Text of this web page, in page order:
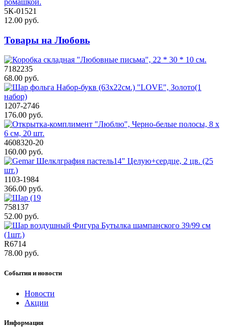
5К-01521
12.00 руб.
Товары на Любовь
7182235
68.00 руб.
1207-2746
176.00 руб.
4608320-20
160.00 руб.
1103-1984
366.00 руб.
758137
52.00 руб.
R6714
78.00 руб.
События и новости
Новости
Акции
Информация